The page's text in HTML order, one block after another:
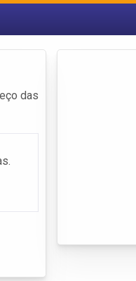
das